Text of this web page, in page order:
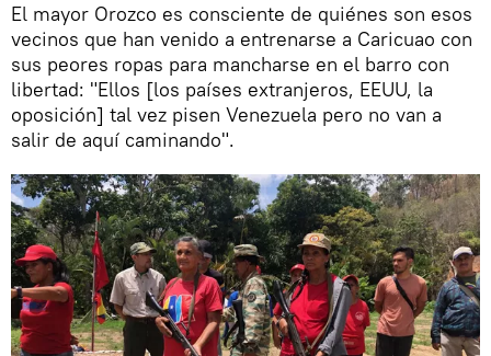
El mayor Orozco es consciente de quiénes son esos
vecinos que han venido a entrenarse a Caricuao con
sus peores ropas para mancharse en el barro con
libertad: "Ellos [los países extranjeros, EEUU, la
oposición] tal vez pisen Venezuela pero no van a
salir de aquí caminando".